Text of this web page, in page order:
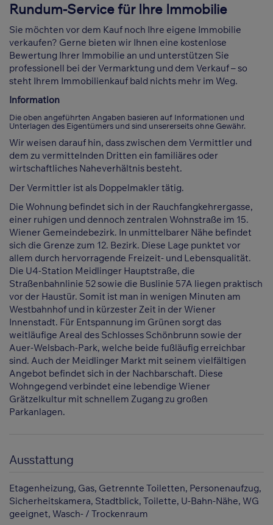
Rundum-Service für Ihre Immobilie
Sie möchten vor dem Kauf noch Ihre eigene Immobilie
verkaufen? Gerne bieten wir Ihnen eine kostenlose
Bewertung Ihrer Immobilie an und unterstützen Sie
professionell bei der Vermarktung und dem Verkauf – so
steht Ihrem Immobilienkauf bald nichts mehr im Weg.
Information
Die oben angeführten Angaben basieren auf Informationen und
Unterlagen des Eigentümers und sind unsererseits ohne Gewähr.
Wir weisen darauf hin, dass zwischen dem Vermittler und
dem zu vermittelnden Dritten ein familiäres oder
wirtschaftliches Naheverhältnis besteht.
Der Vermittler ist als Doppelmakler tätig.
Die Wohnung befindet sich in der Rauchfangkehrergasse,
einer ruhigen und dennoch zentralen Wohnstraße im 15.
Wiener Gemeindebezirk. In unmittelbarer Nähe befindet
sich die Grenze zum 12. Bezirk. Diese Lage punktet vor
allem durch hervorragende Freizeit- und Lebensqualität.
Die U4-Station Meidlinger Hauptstraße, die
Straßenbahnlinie 52 sowie die Buslinie 57A liegen praktisch
vor der Haustür. Somit ist man in wenigen Minuten am
Westbahnhof und in kürzester Zeit in der Wiener
Innenstadt. Für Entspannung im Grünen sorgt das
weitläufige Areal des Schlosses Schönbrunn sowie der
Auer-Welsbach-Park, welche beide fußläufig erreichbar
sind. Auch der Meidlinger Markt mit seinem vielfältigen
Angebot befindet sich in der Nachbarschaft. Diese
Wohngegend verbindet eine lebendige Wiener
Grätzelkultur mit schnellem Zugang zu großen
Parkanlagen.
Ausstattung
Etagenheizung Gas Getrennte Toiletten Personenaufzug
Sicherheitskamera Stadtblick Toilette U-Bahn-Nähe WG
geeignet Wasch- / Trockenraum